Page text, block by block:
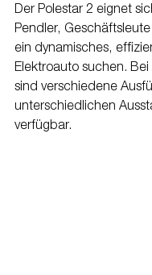
Der Polestar 2 eignet
Pendler,
ein dynamisches,
Elektroauto suchen.
sind verschiedene
unterschiedlichen
verfügbar.